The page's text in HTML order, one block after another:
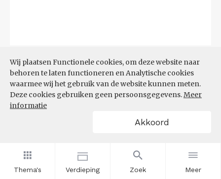
Thema's Verdieping Zoek Meer
Wij plaatsen Functionele cookies, om deze website naar
behoren te laten functioneren en Analytische cookies
waarmee wij het gebruik van de website kunnen meten.
Deze cookies gebruiken geen persoonsgegevens.Meer
informatie
Akkoord
TOP 10 REGIO'S MET KLEINSTE
AANDEEL TEKORT AAN
ARBEIDSKRACHTEN
Filters